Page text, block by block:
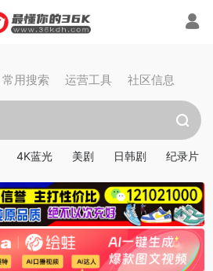
常用搜索 运营工具 社区信息
4K蓝光 美剧 日韩剧 纪录片